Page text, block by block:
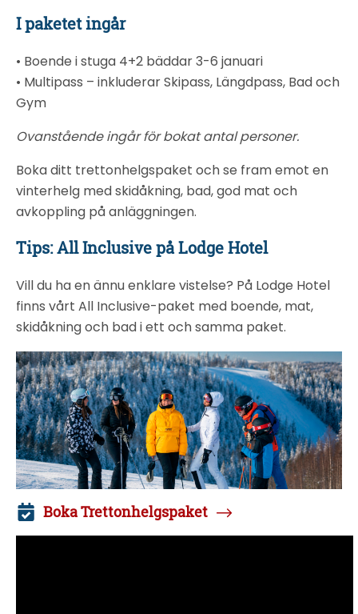
I paketet ingår
• Boende i stuga 4+2 bäddar 3-6 januari
• Multipass – inkluderar Skipass, Längdpass, Bad och
Gym
Ovanstående ingår för bokat antal personer.
Boka ditt trettonhelgspaket och se fram emot en
vinterhelg med skidåkning, bad, god mat och
avkoppling på anläggningen.
Tips: All Inclusive på Lodge Hotel
Vill du ha en ännu enklare vistelse? På Lodge Hotel
finns vårt All Inclusive-paket med boende, mat,
skidåkning och bad i ett och samma paket.
Boka Trettonhelgspaket